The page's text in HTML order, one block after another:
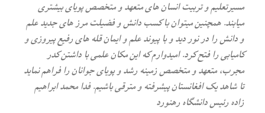
مسیرتعلیم و تربیت انسان های متعهد و متخصص پویای بیشتری
میابند. همچنین میتوان با کسب دانش و فضیلت مرز های جدید علم
و دانش را در نور دید و با پیوند علم و ایمان قله های رفیع پیروزی و
کامیابی را فتح کرد. امیدوارم که این مکان علمی با داشتن کدر
مجرب، متعهد و متخصص زمینه رشد و پویای جوانان را فراهم نماید
تا شاهد یک افغانستان پیشرفته و مترقی باشیم. فدا محمد ابراهیم
زاده رئیس دانشگاه رهنورد